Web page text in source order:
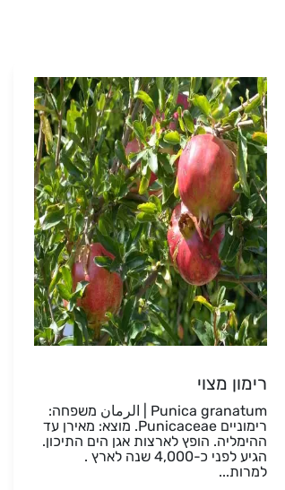
רימון מצוי
Punica granatum | الرمان משפחה:
רימוניים Punicaceae. מוצא: מאירן עד
ההימליה. הופץ לארצות אגן הים התיכון.
הגיע לפני כ-4,000 שנה לארץ .
למרות...